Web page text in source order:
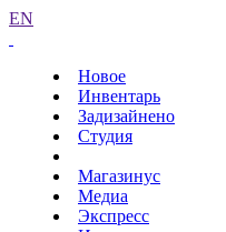
EN
Новое
Инвентарь
Задизайнено
Студия
Магазинус
Медиа
Экспресс